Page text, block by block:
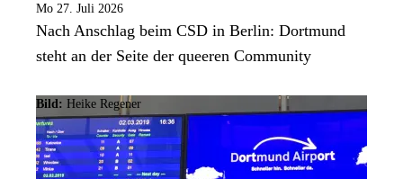
Mo 27. Juli 2026
Nach Anschlag beim CSD in Berlin: Dortmund
steht an der Seite der queeren Community
Bild: Heike Regener